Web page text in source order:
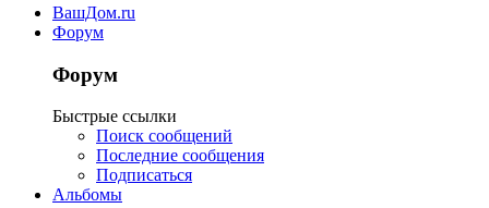
ВашДом.ru
Форум
Форум
Быстрые ссылки
Поиск сообщений
Последние сообщения
Подписаться
Альбомы